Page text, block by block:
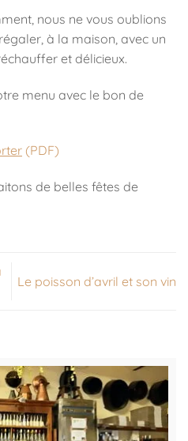
nous ne vous oublions
à la maison, avec un
et délicieux.
menu avec le bon de
(PDF)
de belles fêtes de
Le poisson d’avril et son vin